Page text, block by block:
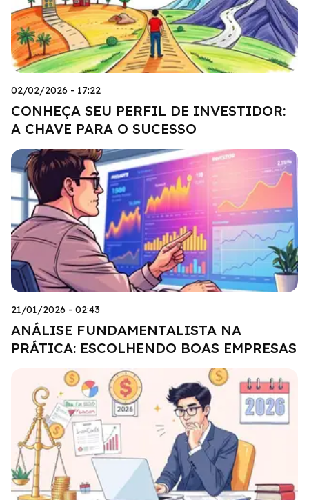
02/02/2026 - 17:22
CONHEÇA SEU PERFIL DE INVESTIDOR:
A CHAVE PARA O SUCESSO
21/01/2026 - 02:43
ANÁLISE FUNDAMENTALISTA NA
PRÁTICA: ESCOLHENDO BOAS EMPRESAS